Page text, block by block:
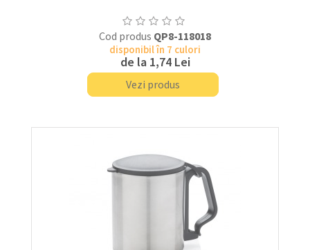
Cod produs QP8-118018
disponibil în 7 culori
de la 1,74 Lei
Vezi produs